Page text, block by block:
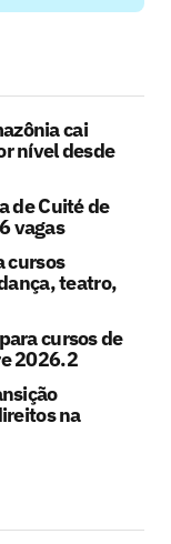
cai
nível desde
de Cuité de
vagas
cursos
teatro,
cursos de
2026.2
na